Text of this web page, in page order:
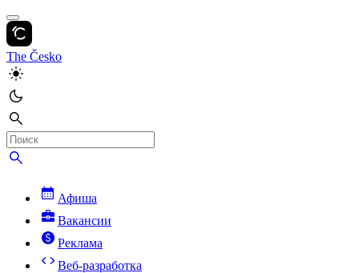
The Česko
Афиша
Вакансии
Реклама
Веб-разработка